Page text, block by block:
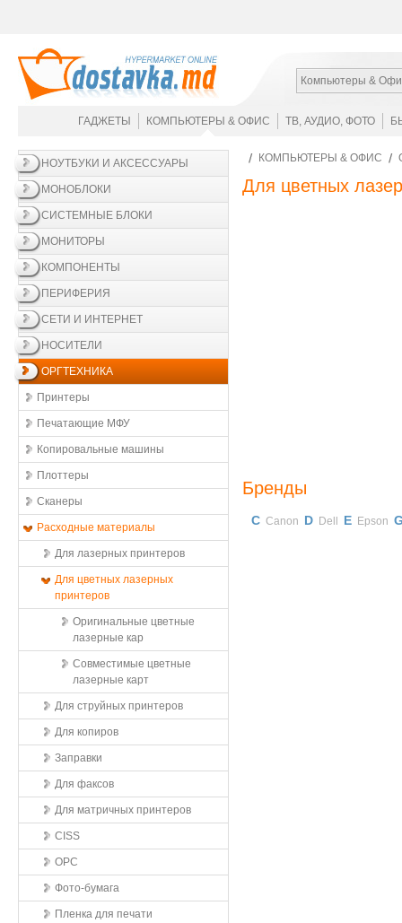
Компьютеры &
ГАДЖЕТЫ КОМПЬЮТЕРЫ & ОФИС ТВ, АУДИО, ФОТО
НОУТБУКИ И АКСЕССУАРЫ
МОНОБЛОКИ
СИСТЕМНЫЕ БЛОКИ
МОНИТОРЫ
КОМПОНЕНТЫ
ПЕРИФЕРИЯ
СЕТИ И ИНТЕРНЕТ
НОСИТЕЛИ
ОРГТЕХНИКА
Принтеры
Печатающие МФУ
Копировальные машины
Плоттеры
Сканеры
Расходные материалы
Для лазерных принтеров
Для цветных лазерных
принтеров
Оригинальные цветные
лазерные кар
Совместимые цветные
лазерные карт
Для струйных принтеров
Для копиров
Заправки
Для факсов
Для матричных принтеров
CISS
OPC
Фото-бумага
Пленка для печати
КОМПЬЮТЕРЫ & ОФИС
Для цветных
Бренды
C Canon D Dell E Epson